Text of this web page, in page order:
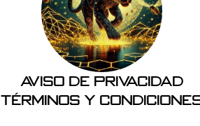
Aviso de Privacidad
Términos y